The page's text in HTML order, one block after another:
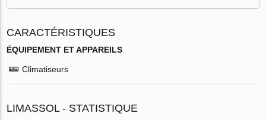
CARACTÉRISTIQUES
ÉQUIPEMENT ET APPAREILS
Climatiseurs
LIMASSOL - STATISTIQUE